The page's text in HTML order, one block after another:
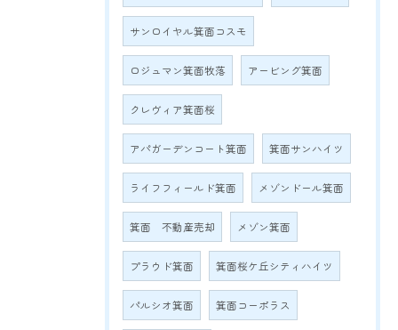
サンロイヤル箕面コスモ
ロジュマン箕面牧落 アービング箕面
クレヴィア箕面桜
アパガーデンコート箕面 箕面サンハイツ
ライフフィールド箕面 メゾンドール箕面
箕面 不動産売却 メゾン箕面
プラウド箕面 箕面桜ケ丘シティハイツ
パルシオ箕面 箕面コーポラス